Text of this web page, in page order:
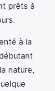
prêts à
à la
nature,